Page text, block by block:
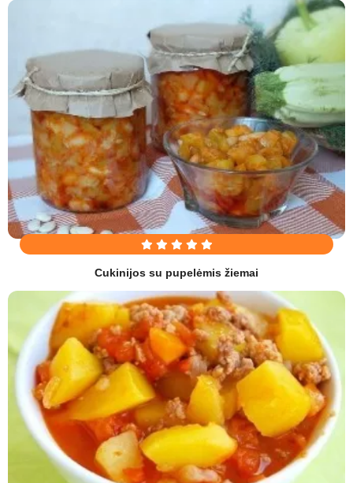
Cukinijos su pupelėmis žiemai